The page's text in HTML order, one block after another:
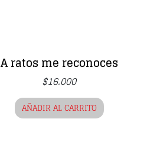
A ratos me reconoces
$16.000
AÑADIR AL CARRITO